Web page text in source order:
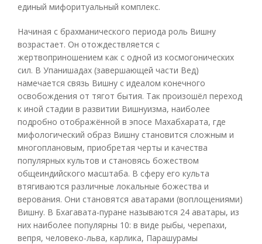
единый мифоритуальный комплекс.
Начиная с брахманического периода роль Вишну
возрастает. Он отождествляется с
жертвоприношением как с одной из космогонических
сил. В Упанишадах (завершающей части Вед)
намечается связь Вишну с идеалом конечного
освобождения от тягот бытия. Так произошёл переход
к иной стадии в развитии Вишнуизма, наиболее
подробно отображённой в эпосе Махабхарата, где
мифологический образ Вишну становится сложным и
многоплановым, приобретая черты и качества
популярных культов и становясь божеством
общеиндийского масштаба. В сферу его культа
втягиваются различные локальные божества и
верования. Они становятся аватарами (воплощениями)
Вишну. В Бхагавата-пуране называются 24 аватары, из
них наиболее популярны 10: в виде рыбы, черепахи,
вепря, человеко-льва, карлика, Парашурамы